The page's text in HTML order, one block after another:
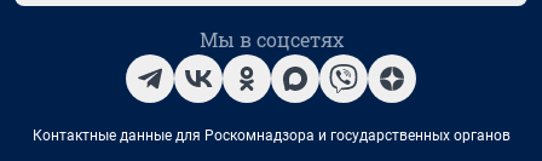
Мы в соцсетях
Контактные данные для Роскомнадзора и государственных органов